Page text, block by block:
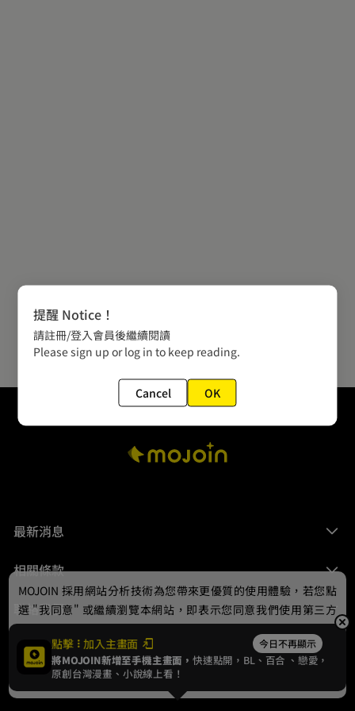
最新消息
相關條款
聯絡我們
© 2024 gamania Digital Entertainment Co., Ltd.
點擊 加入主畫面 今日不再顯示
將MOJOIN新增至手機主畫面，快速點開，BL、 百合 、戀愛，
原創台灣漫畫、小說線上看！
MOJOIN 採用網站分析技術為您帶來更優質的使用體驗，若您點
選 "我同意" 或繼續瀏覽本網站，即表示您同意我們使用第三方
Cookie，欲瞭解更多資訊請見隱私權政策。
我同意
提醒 Notice！
請註冊/登入會員後繼續閱讀
Please sign up or log in to keep reading.
Cancel OK